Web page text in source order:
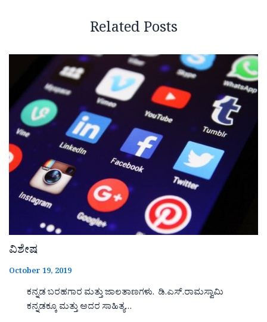
Related Posts
ವಿಶೇಷ
October 19, 2019
ಕನ್ನಡ ಬರಹಗಾರ ಮತ್ತು ಜಾಲತಾಣಗಳು. ಡಿ.ಎಸ್.ರಾಮಸ್ವಾಮಿ
ಕನ್ನಡಕ್ಕೂ ಮತ್ತು ಅದರ ಸಾಹಿತ್ಯ…